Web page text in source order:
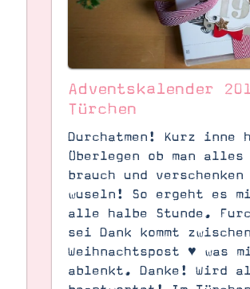
SUCHE
Adventskalender
Türchen
Durchatmen! Kurz inne
Überlegen ob man alles
brauch und
wuseln! So ergeht es
alle halbe Stunde.
sei Dank kommt
Weihnachtspost ♥ was
ablenkt. Danke! Wird